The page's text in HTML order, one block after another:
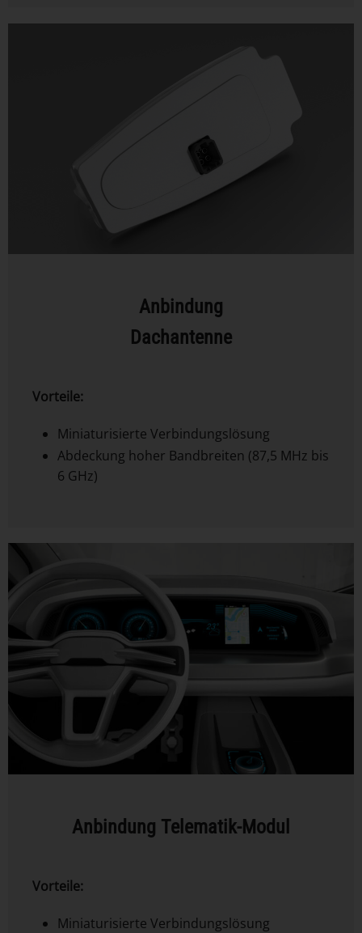
Anbindung
Dachantenne
Vorteile:
Miniaturisierte Verbindungslösung
Abdeckung hoher Bandbreiten (87,5 MHz bis
6 GHz)
Anbindung Telematik-Modul
Vorteile:
Miniaturisierte Verbindungslösung